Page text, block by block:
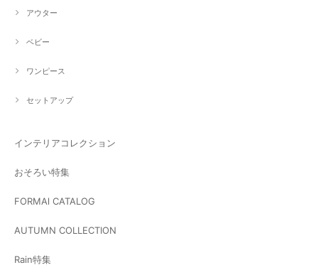
アウター
ベビー
ワンピース
セットアップ
インテリアコレクション
おそろい特集
FORMAl CATALOG
AUTUMN COLLECTION
Rain特集